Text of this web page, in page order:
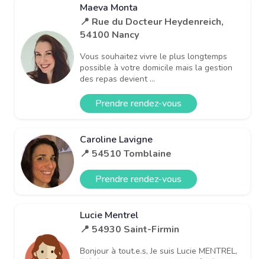
Maeva Monta
📍 Rue du Docteur Heydenreich,
54100 Nancy
Vous souhaitez vivre le plus longtemps
possible à votre domicile mais la gestion
des repas devient ...
Prendre rendez-vous
Caroline Lavigne
📍 54510 Tomblaine
Prendre rendez-vous
Lucie Mentrel
📍 54930 Saint-Firmin
Bonjour à tout.e.s, Je suis Lucie MENTREL,